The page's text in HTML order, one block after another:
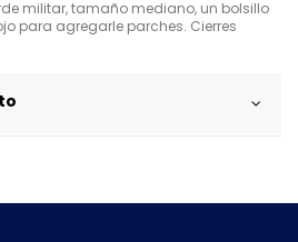
militar, tamaño mediano, un bolsillo
para agregarle parches. Cierres